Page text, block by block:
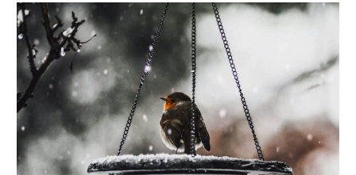
Heimische
Vögel
im
Winter:
So
hilft
der
Garten
als
Nahrungsquelle